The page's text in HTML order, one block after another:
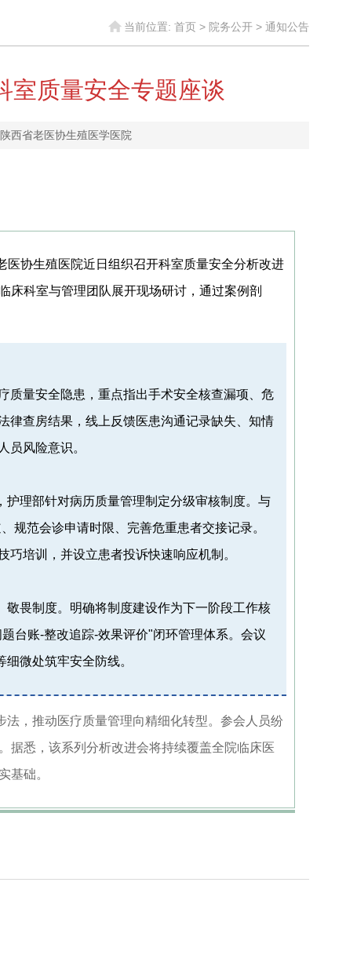
当前位置: 首页 > 院务公开 > 通知公告
室质量安全专题座谈
西省老医协生殖医学医院
协生殖医院近日组织召开科室质量安全分析改进
床科室与管理团队展开现场研讨，通过案例剖
量安全隐患，重点指出手术安全核查漏项、危
律查房结果，线上反馈医患沟通记录缺失、知情
员风险意识。
理部针对病历质量管理制定分级审核制度。与
规范会诊申请时限、完善危重患者交接记录。
培训，并设立患者投诉快速响应机制。
畏制度。明确将制度建设作为下一阶段工作核
台账-整改追踪-效果评价"闭环管理体系。会议
微处筑牢安全防线。
，推动医疗质量管理向精细化转型。参会人员纷
据悉，该系列分析改进会将持续覆盖全院临床医
基础。